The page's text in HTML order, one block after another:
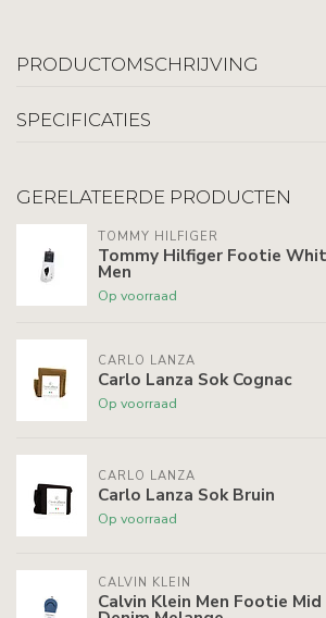
PRODUCTOMSCHRIJVING
SPECIFICATIES
GERELATEERDE PRODUCTEN
TOMMY HILFIGER
Tommy Hilfiger Footie
Men
Op voorraad
CARLO LANZA
Carlo Lanza Sok Cognac
Op voorraad
CARLO LANZA
Carlo Lanza Sok Bruin
Op voorraad
CALVIN KLEIN
Calvin Klein Men Footie